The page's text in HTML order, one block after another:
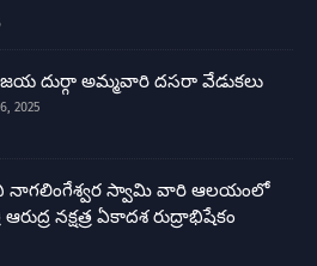
దుర్గా అమ్మవారి దసరా వేడుకలు
2025
నాగలింగేశ్వర స్వామి వారి ఆలయంలో
నక్షత్ర ఏకాదశ రుద్రాభిషేకం